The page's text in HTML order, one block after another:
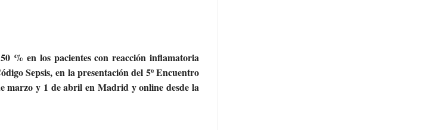
% en los pacientes con reacción inflamatoria
Sepsis,en la presentación del 5º Encuentro
marzo y 1 de abril en Madrid y online desde la